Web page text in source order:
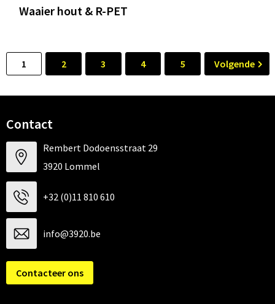
Waaier hout & R-PET
1 2 3 4 5 Volgende
Contact
Rembert Dodoensstraat 29
3920 Lommel
+32 (0)11 810 610
info@3920.be
Contacteer ons